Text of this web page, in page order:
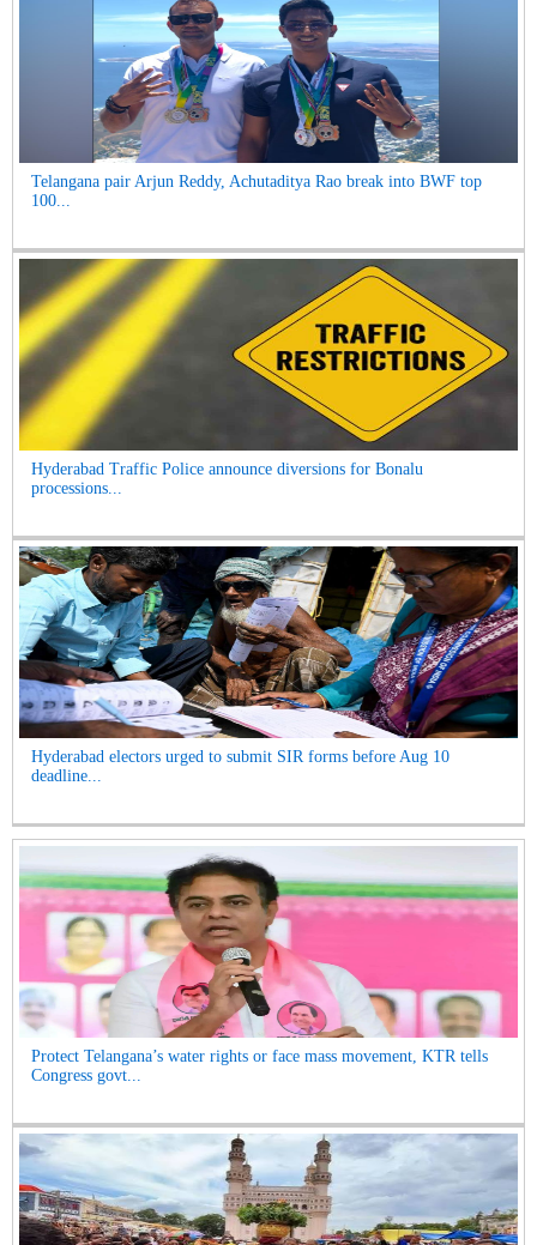
Telangana pair Arjun Reddy, Achutaditya Rao break into BWF top
100...
Hyderabad Traffic Police announce diversions for Bonalu
processions...
Hyderabad electors urged to submit SIR forms before Aug 10
deadline...
Protect Telangana’s water rights or face mass movement, KTR tells
Congress govt...